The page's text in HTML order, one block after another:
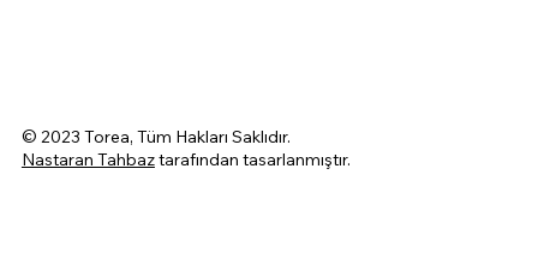
© 2023 Torea, Tüm Hakları Saklıdır.
Nastaran Tahbaztarafından tasarlanmıştır.